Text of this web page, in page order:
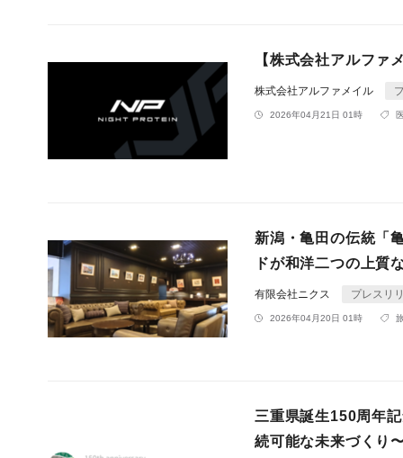
【株式会社アルファ
株式会社アルファメイル
2026年04月21日 01時
新潟・亀田の伝統「
ドが和洋二つの上質
有限会社ニクス プレスリ
2026年04月20日 01時
三重県誕生150周年
続可能な未来づくり